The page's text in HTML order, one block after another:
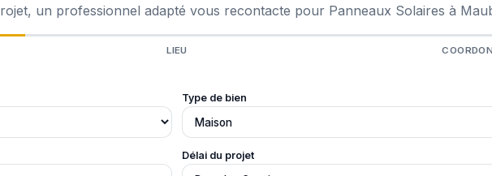
un professionnel adapté vous recontacte pour Panneaux Solaires à
LIEU
Type de bien
Délai du projet